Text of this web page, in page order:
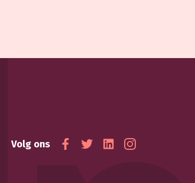
Volg ons
Facebook
TwitterLinkedinInstagram